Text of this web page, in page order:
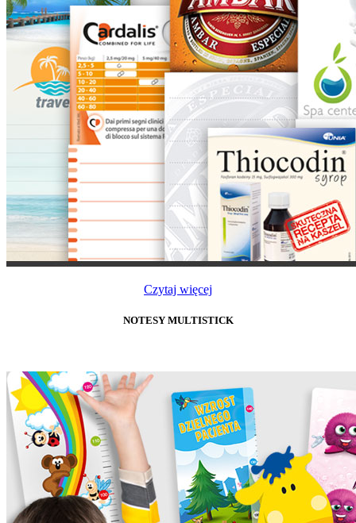
Czytaj więcej
NOTESY MULTISTICK